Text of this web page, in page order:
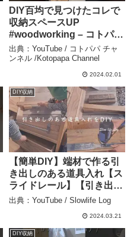
DIY百均で見つけたコレで
収納スペースUP
#woodworking – コトパパ
チャンネル /Kotopapa
Channel
出典：YouTube / コトパパ チャ
ンネル /Kotopapa Channel
2024.02.01
DIY収納
【簡単DIY】端材で作る引
き出しのある道具入れ【ス
ライドレール】【引き出
し】Tool case with
scraps – Slowlife Log
出典：YouTube / Slowlife Log
2024.03.21
DIY収納